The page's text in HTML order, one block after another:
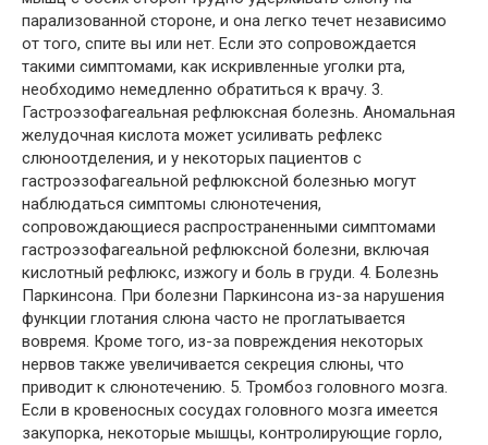
парализованной стороне, и она легко течет независимо
от того, спите вы или нет. Если это сопровождается
такими симптомами, как искривленные уголки рта,
необходимо немедленно обратиться к врачу. 3.
Гастроэзофагеальная рефлюксная болезнь. Аномальная
желудочная кислота может усиливать рефлекс
слюноотделения, и у некоторых пациентов с
гастроэзофагеальной рефлюксной болезнью могут
наблюдаться симптомы слюнотечения,
сопровождающиеся распространенными симптомами
гастроэзофагеальной рефлюксной болезни, включая
кислотный рефлюкс, изжогу и боль в груди. 4. Болезнь
Паркинсона. При болезни Паркинсона из-за нарушения
функции глотания слюна часто не проглатывается
вовремя. Кроме того, из-за повреждения некоторых
нервов также увеличивается секреция слюны, что
приводит к слюнотечению. 5. Тромбоз головного мозга.
Если в кровеносных сосудах головного мозга имеется
закупорка, некоторые мышцы, контролирующие горло,